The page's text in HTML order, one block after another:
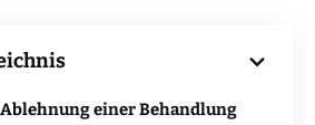
einer Behandlung